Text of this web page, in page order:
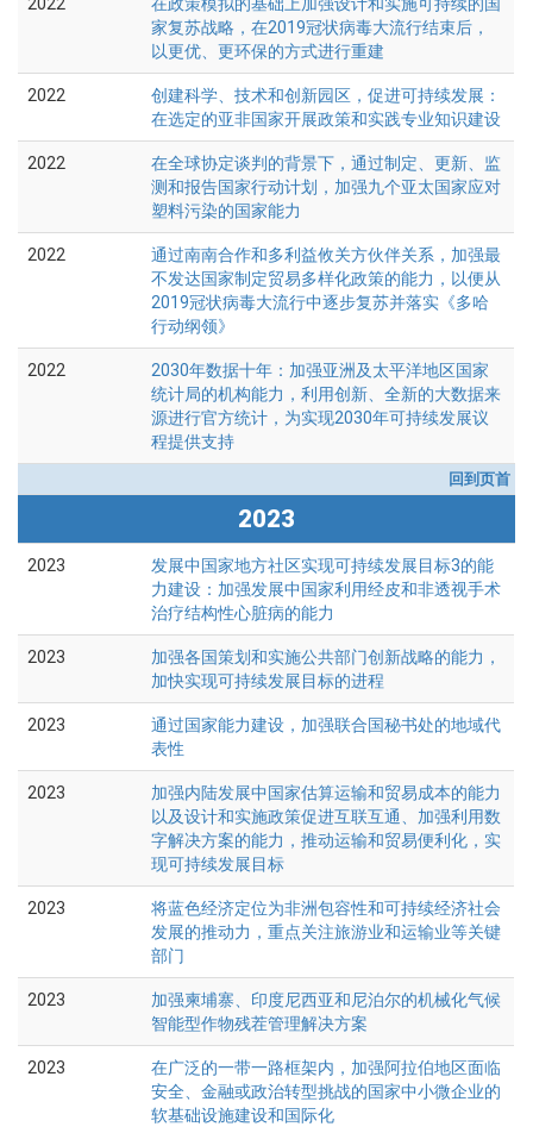
家复苏战略，在2019冠状病毒大流行结束后，
以更优、更环保的方式进行重建
2022
创建科学、技术和创新园区，促进可持续发展：
在选定的亚非国家开展政策和实践专业知识建设
2022
在全球协定谈判的背景下，通过制定、更新、监
测和报告国家行动计划，加强九个亚太国家应对
塑料污染的国家能力
2022
通过南南合作和多利益攸关方伙伴关系，加强最
不发达国家制定贸易多样化政策的能力，以便从
2019冠状病毒大流行中逐步复苏并落实《多哈
行动纲领》
2022
2030年数据十年：加强亚洲及太平洋地区国家
统计局的机构能力，利用创新、全新的大数据来
源进行官方统计，为实现2030年可持续发展议
程提供支持
回到页首
2023
2023
发展中国家地方社区实现可持续发展目标3的能
力建设：加强发展中国家利用经皮和非透视手术
治疗结构性心脏病的能力
2023
加强各国策划和实施公共部门创新战略的能力，
加快实现可持续发展目标的进程
2023
通过国家能力建设，加强联合国秘书处的地域代
表性
2023
加强内陆发展中国家估算运输和贸易成本的能力
以及设计和实施政策促进互联互通、加强利用数
字解决方案的能力，推动运输和贸易便利化，实
现可持续发展目标
2023
将蓝色经济定位为非洲包容性和可持续经济社会
发展的推动力，重点关注旅游业和运输业等关键
部门
2023
加强柬埔寨、印度尼西亚和尼泊尔的机械化气候
智能型作物残茬管理解决方案
2023
在广泛的一带一路框架内，加强阿拉伯地区面临
安全、金融或政治转型挑战的国家中小微企业的
软基础设施建设和国际化